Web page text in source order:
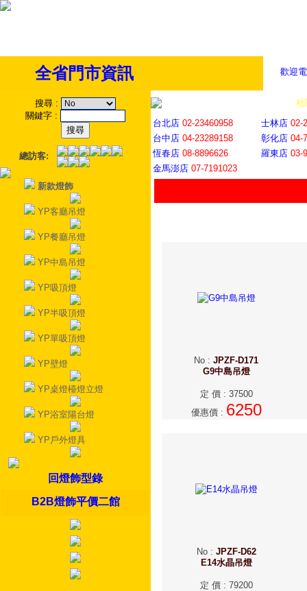
歡迎
全省門市資訊
搜尋 :
關鍵字 :
總訪客:
新款燈飾
YP客廳吊燈
YP餐廳吊燈
YP中島吊燈
YP吸頂燈
YP半吸頂燈
YP單吸頂燈
YP壁燈
YP桌燈檯燈立燈
YP浴室陽台燈
YP戶外燈具
回燈飾型錄
B2B燈飾平價二館
社
台北店 02-23460958 士林店 02-
台中店 04-23289158 彰化店 04-
恆春店 08-8896626 羅東店 03-
金馬澎店 07-7191023
No : JPZF-D171
G9中島吊燈
定 價: 37500
優惠價: 6250
No: JPZF-D62
E14水晶吊燈
定 價: 79200